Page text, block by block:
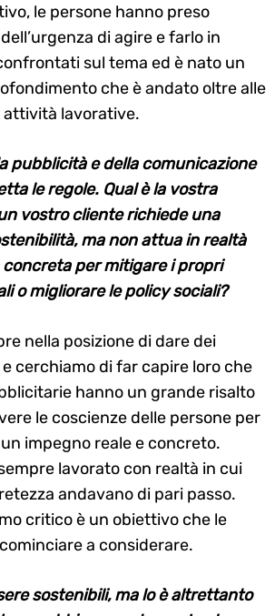
le persone hanno preso
di agire e farlo in
sul tema ed è nato un
che è andato oltre alle
lavorative.
pubblicità e della comunicazione
le regole. Qual è la vostra
vostro cliente richiede una
ma non attua in realtà
per mitigare i propri
o migliorare le policy sociali?
nella posizione di dare dei
cerchiamo di far capire loro che
hanno un grande risalto
le coscienze delle persone per
impegno reale e concreto.
lavorato con realtà in cui
andavano di pari passo.
critico è un obiettivo che le
a considerare.
sostenibili, ma lo è altrettanto